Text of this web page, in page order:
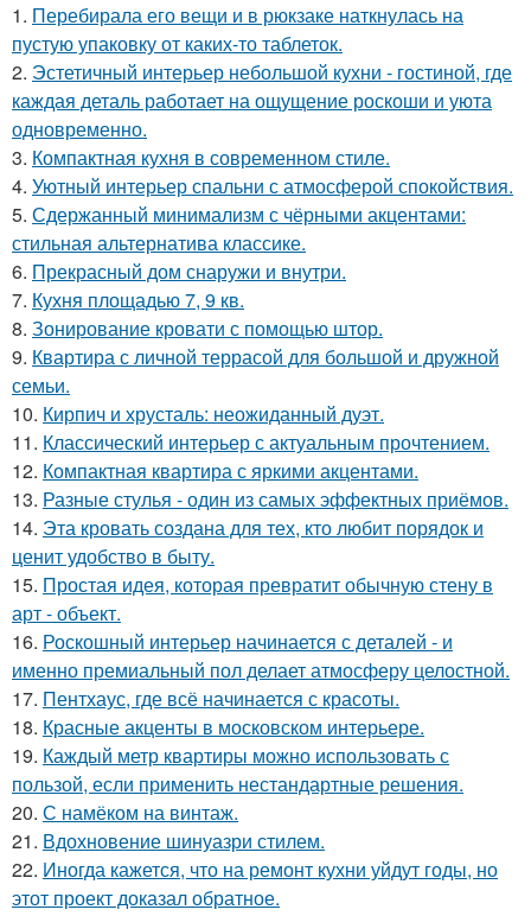
1. Перебирала его вещи и в рюкзаке наткнулась на
пустую упаковку от каких-то таблеток.
2. Эстетичный интерьер небольшой кухни - гостиной, где
каждая деталь работает на ощущение роскоши и уюта
одновременно.
3. Компактная кухня в современном стиле.
4. Уютный интерьер спальни с атмосферой спокойствия.
5. Сдержанный минимализм с чёрными акцентами:
стильная альтернатива классике.
6. Прекрасный дом снаружи и внутри.
7. Кухня площадью 7, 9 кв.
8. Зонирование кровати с помощью штор.
9. Квартира с личной террасой для большой и дружной
семьи.
10. Кирпич и хрусталь: неожиданный дуэт.
11. Классический интерьер с актуальным прочтением.
12. Компактная квартира с яркими акцентами.
13. Разные стулья - один из самых эффектных приёмов.
14. Эта кровать создана для тех, кто любит порядок и
ценит удобство в быту.
15. Простая идея, которая превратит обычную стену в
арт - объект.
16. Роскошный интерьер начинается с деталей - и
именно премиальный пол делает атмосферу целостной.
17. Пентхаус, где всё начинается с красоты.
18. Красные акценты в московском интерьере.
19. Каждый метр квартиры можно использовать с
пользой, если применить нестандартные решения.
20. С намёком на винтаж.
21. Вдохновение шинуазри стилем.
22. Иногда кажется, что на ремонт кухни уйдут годы, но
этот проект доказал обратное.